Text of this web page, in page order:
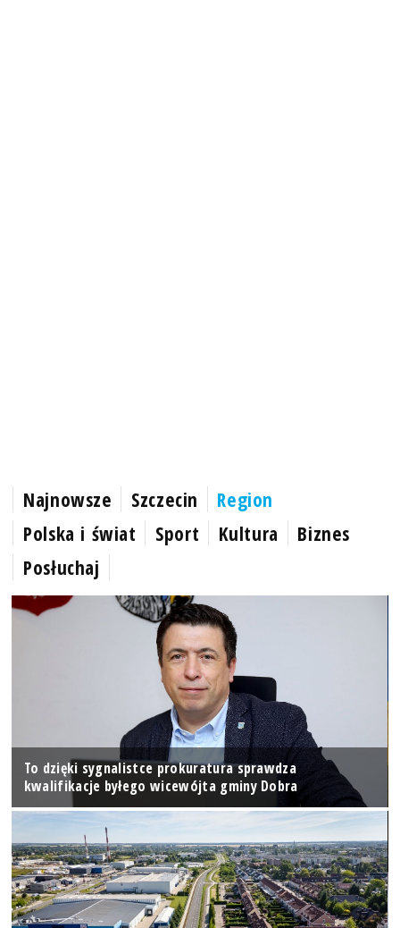
Najnowsze Szczecin
Region
Polska i świat
Sport Kultura
Biznes
Posłuchaj
To dzięki sygnalistce prokuratura sprawdza
kwalifikacje byłego wicewójta gminy Dobra